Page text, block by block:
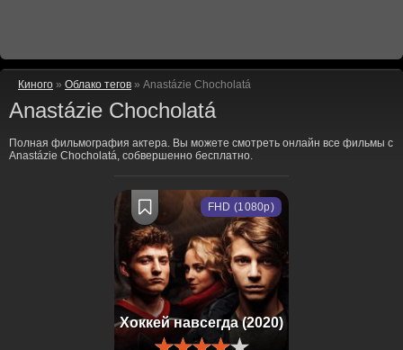
Киного » Облако тегов » Anastázie Chocholatá
Anastázie Chocholatá
Полная фильмография актера. Вы можете смотреть онлайн все фильмы с
Anastázie Chocholatá, собвершенно бесплатно.
Хоккей навсегда (2020)
FHD (1080p)